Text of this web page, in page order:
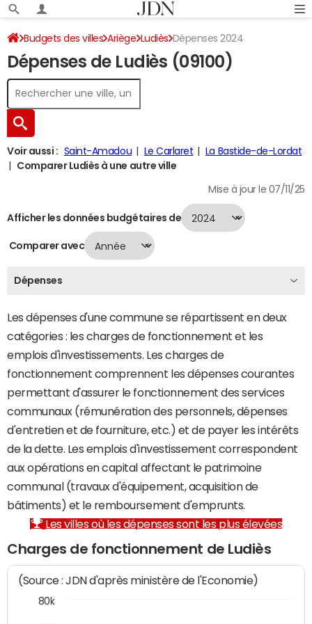
Budgets des villes Ariège Ludiès Dépenses 2024
Dépenses de Ludiès (09100)
Voir aussi : Saint-Amadou Le Carlaret
La Bastide-de-Lordat
Comparer Ludiès à une autre ville
Mise à jour le 07/11/25
Afficher les données budgétaires de
Comparer avec
Dépenses
Les dépenses d'une commune se répartissent en deux
catégories : les charges de fonctionnement et les
emplois d'investissements. Les charges de
fonctionnement comprennent les dépenses courantes
permettant d'assurer le fonctionnement des services
communaux (rémunération des personnels, dépenses
d'entretien et de fourniture, etc.) et de payer les intérêts
de la dette. Les emplois d'investissement correspondent
aux opérations en capital affectant le patrimoine
communal (travaux d'équipement, acquisition de
bâtiments) et le remboursement d'emprunts.
Les villes où les dépenses sont les plus élevées
Charges de fonctionnement de Ludiès
(Source : JDN d'après ministère de l'Economie)
80k